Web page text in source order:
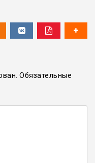
Обязательные